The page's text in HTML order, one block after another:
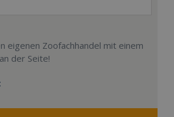
eigenen Zoofachhandel mit einem
der Seite!